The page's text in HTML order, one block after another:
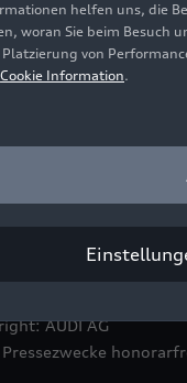
Luisa, Burandt
AUDI AG
helfen uns, die
woran Sie beim
von
Cookie Information.